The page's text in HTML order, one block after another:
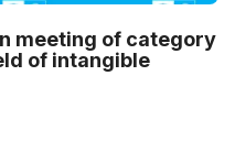
meeting of category
of intangible